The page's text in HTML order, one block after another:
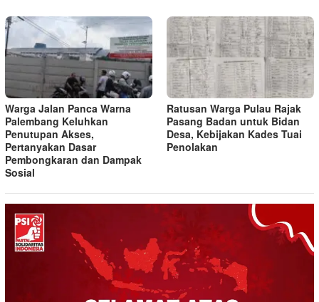
Warga Jalan Panca Warna
Palembang Keluhkan
Penutupan Akses,
Pertanyakan Dasar
Pembongkaran dan Dampak
Sosial
Ratusan Warga Pulau Rajak
Pasang Badan untuk Bidan
Desa, Kebijakan Kades Tuai
Penolakan